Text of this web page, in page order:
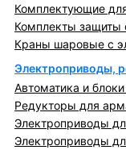
Комплектующие
Комплекты защиты
Краны шаровые с
Электроприводы,
Автоматика и
Редукторы для
Электроприводы
Электроприводы